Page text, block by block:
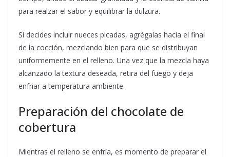
para realzar el sabor y equilibrar la dulzura.
Si decides incluir nueces picadas, agrégalas hacia el final
de la cocción, mezclando bien para que se distribuyan
uniformemente en el relleno. Una vez que la mezcla haya
alcanzado la textura deseada, retira del fuego y deja
enfriar a temperatura ambiente.
Preparación del chocolate de
cobertura
Mientras el relleno se enfría, es momento de preparar el